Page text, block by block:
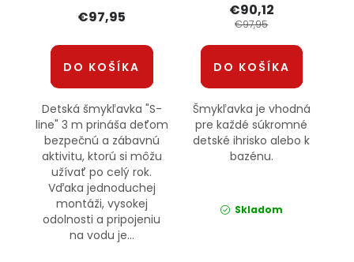
€97,95
DO KOŠÍKA
Detská šmykľavka "S-
line" 3 m prináša deťom
bezpečnú a zábavnú
aktivitu, ktorú si môžu
užívať po celý rok.
Vďaka jednoduchej
montáži, vysokej
odolnosti a pripojeniu
na vodu je...
€90,12
€97,95
DO KOŠÍKA
Šmykľavka je vhodná
pre každé súkromné
detské ihrisko alebo k
bazénu.
Skladom